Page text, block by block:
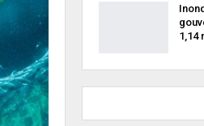
1,14